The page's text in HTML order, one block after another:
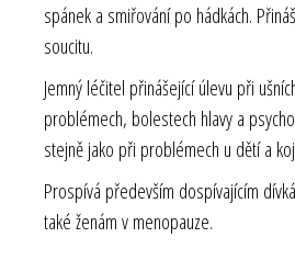
spánek a smiřování po hádkách.
soucitu.
Jemný léčitel přinášející úlevu při
problémech, bolestech hlavy a
stejně jako při problémech u dětí a
Prospívá především dospívajícím
také ženám v menopauze.